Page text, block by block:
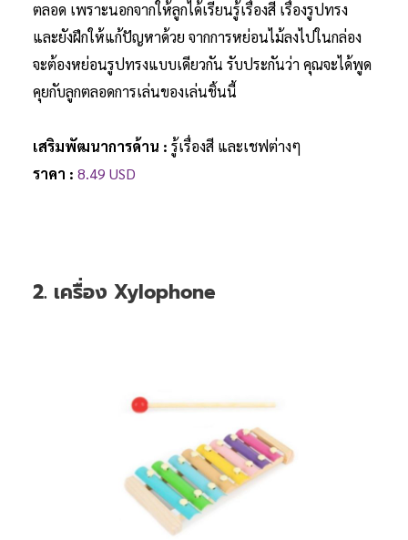
ตลอด เพราะนอกจากให้ลูกได้เรียนรู้เรื่องสี เรื่องรูปทรง
และยังฝึกให้แก้ปัญหาด้วย จากการหย่อนไม้ลงไปในกล่อง
จะต้องหย่อนรูปทรงแบบเดียวกัน รับประกันว่า คุณจะได้พูด
คุยกับลูกตลอดการเล่นของเล่นชิ้นนี้
เสริมพัฒนาการด้าน : รู้เรื่องสี และเชฟต่างๆ
ราคา : 8.49 USD
2. เครื่อง Xylophone